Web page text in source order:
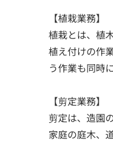
【植栽業務】
植栽とは、植
植え付けの作
う作業も同時
【剪定業務】
剪定は、造園
家庭の庭木、